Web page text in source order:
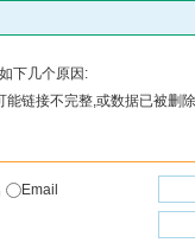
下几个原因:
能链接不完整,或数据已被删
Email